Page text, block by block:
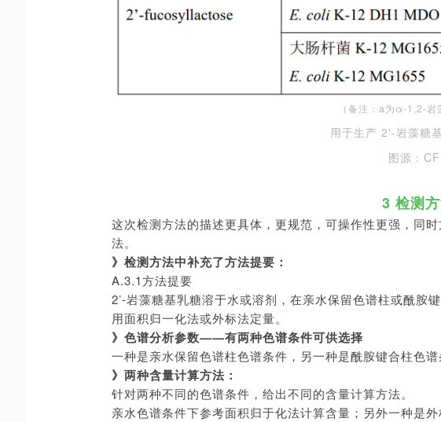
（备注：a为α-1,2-岩
用于生产 2'-岩藻糖
图源：
3 检测
这次检测方法的描述更具体，更规范，可操作性更强，同
法。
》检测方法中补充了方法提要：
A.3.1方法提要
2’-岩藻糖基乳糖溶于水或溶剂，在亲水保留色谱柱或酰胺
用面积归一化法或外标法定量。
》色谱分析参数——有两种色谱条件可供选择
一种是亲水保留色谱柱色谱条件，另一种是酰胺键合柱色
》两种含量计算方法：
针对两种不同的色谱条件，给出不同的含量计算方法。
亲水色谱条件下参考面积归于化法计算含量；另外一种是